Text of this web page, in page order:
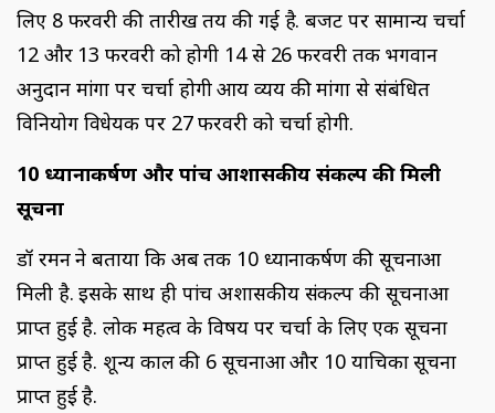
लिए 8 फरवरी की तारीख तय की गई है. बजट पर सामान्य चर्चा
12 और 13 फरवरी को होगी 14 से 26 फरवरी तक भगवान
अनुदान मांगों पर चर्चा होगी आय व्यय की मांगों से संबंधित
विनियोग विधेयक पर 27 फरवरी को चर्चा होगी.
10 ध्यानाकर्षण और पांच आशासकीय संकल्प की मिली
सूचना
डॉ रमन ने बताया कि अब तक 10 ध्यानाकर्षण की सूचनाओं
मिली है. इसके साथ ही पांच अशासकीय संकल्प की सूचनाओं
प्राप्त हुई है. लोक महत्व के विषय पर चर्चा के लिए एक सूचना
प्राप्त हुई है. शून्य काल की 6 सूचनाओं और 10 याचिका सूचना
प्राप्त हुई है.